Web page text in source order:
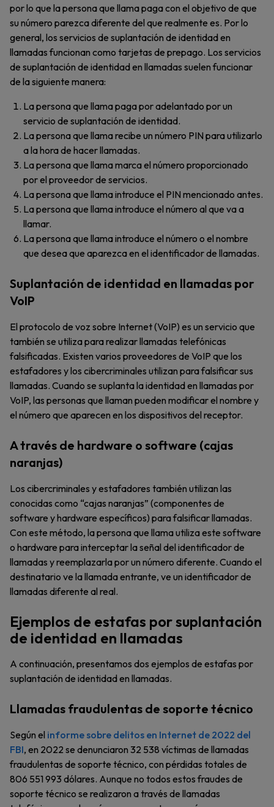
por lo que la persona que llama paga con el objetivo de que
su número parezca diferente del que realmente es. Por lo
general, los servicios de suplantación de identidad en
llamadas funcionan como tarjetas de prepago. Los servicios
de suplantación de identidad en llamadas suelen funcionar
de la siguiente manera:
La persona que llama paga por adelantado por un
servicio de suplantación de identidad.
La persona que llama recibe un número PIN para utilizarlo
a la hora de hacer llamadas.
La persona que llama marca el número proporcionado
por el proveedor de servicios.
La persona que llama introduce el PIN mencionado antes.
La persona que llama introduce el número al que va a
llamar.
La persona que llama introduce el número o el nombre
que desea que aparezca en el identificador de llamadas.
Suplantación de identidad en llamadas por
VoIP
El protocolo de voz sobre Internet (VoIP) es un servicio que
también se utiliza para realizar llamadas telefónicas
falsificadas. Existen varios proveedores de VoIP que los
estafadores y los cibercriminales utilizan para falsificar sus
llamadas. Cuando se suplanta la identidad en llamadas por
VoIP, las personas que llaman pueden modificar el nombre y
el número que aparecen en los dispositivos del receptor.
A través de hardware o software (cajas
naranjas)
Los cibercriminales y estafadores también utilizan las
conocidas como “cajas naranjas” (componentes de
software y hardware específicos) para falsificar llamadas.
Con este método, la persona que llama utiliza este software
o hardware para interceptar la señal del identificador de
llamadas y reemplazarla por un número diferente. Cuando el
destinatario ve la llamada entrante, ve un identificador de
llamadas diferente al real.
Ejemplos de estafas por suplantación
de identidad en llamadas
A continuación, presentamos dos ejemplos de estafas por
suplantación de identidad en llamadas.
Llamadas fraudulentas de soporte técnico
Según el informe sobre delitos en Internet de 2022 del
FBI, en 2022 se denunciaron 32 538 víctimas de llamadas
fraudulentas de soporte técnico, con pérdidas totales de
806 551 993 dólares. Aunque no todos estos fraudes de
soporte técnico se realizaron a través de llamadas